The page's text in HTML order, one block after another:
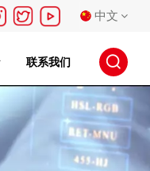
中文
English
français
联系我们